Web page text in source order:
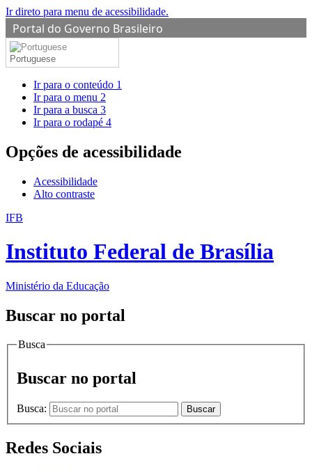
Ir direto para menu de acessibilidade.
Portal do Governo Brasileiro
Portuguese
Ir para o conteúdo 1
Ir para o menu 2
Ir para a busca 3
Ir para o rodapé 4
Opções de acessibilidade
Acessibilidade
Alto contraste
IFB
Instituto Federal de Brasília
Ministério da Educação
Buscar no portal
Busca
Buscar no portal
Busca: Buscar
Redes Sociais